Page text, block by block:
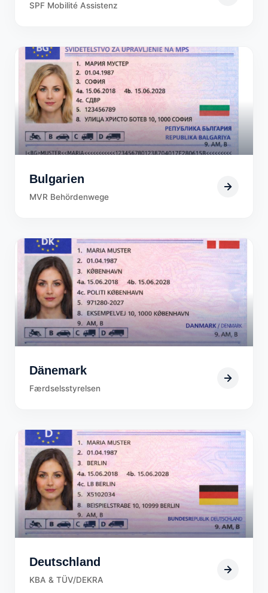
SPF Mobilité Assistenz
Bulgarien
MVR Behördenwege
Dänemark
Færdselsstyrelsen
Deutschland
KBA & TÜV/DEKRA